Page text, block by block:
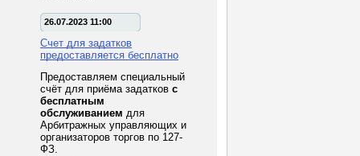
26.07.2023 11:00
Счет для задатков
предоставляется бесплатно
Предоставляем специальный
счёт для приёма задатков с
бесплатным
обслуживанием для
Арбитражных управляющих и
организаторов торгов по 127-
ФЗ.